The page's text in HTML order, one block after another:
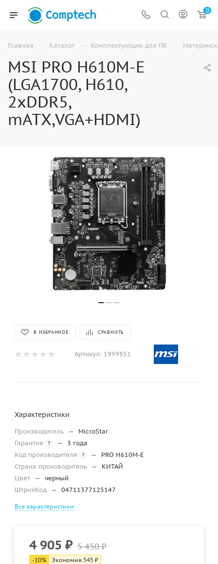
0
Главная — Каталог — Комплектующие для ПК —
MSI PRO H610M-E
(LGA1700, H610,
2xDDR5,
mATX,VGA+HDMI)
В ИЗБРАННОЕ СРАВНИТЬ
Артикул: 1999851
Характеристики
Производитель —
MicroStar
Гарантия
? —
3 года
Код производителя
? —
PRO H610M-E
Страна производитель —
КИТАЙ
Цвет —
черный
ШтрихКод — 04711377125147
Все характеристики
4 905 ₽ 5 450₽
-10% Экономия 545 ₽